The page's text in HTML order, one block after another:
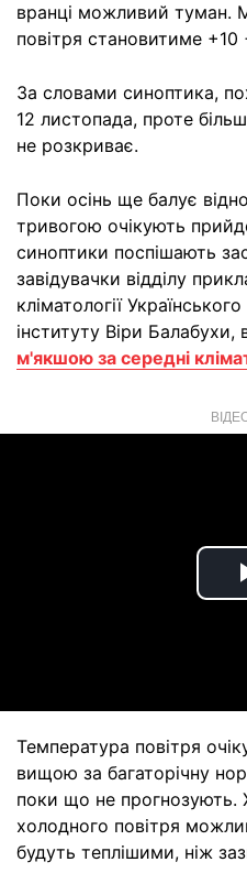
вранці можливий туман.
повітря становитиме +10
За словами синоптика,
12 листопада, проте
не розкриває.
Поки осінь ще балує
тривогою очікують
синоптики поспішають
завідувачки відділу
кліматології
інституту Віри Балабухи,
м'якшою за середні
Температура повітря
вищою за багаторічну
поки що не прогнозують.
холодного повітря
будуть теплішими, ніж